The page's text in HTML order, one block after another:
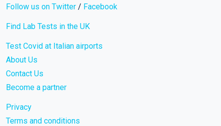
Follow us on Twitter / Facebook
Find Lab Tests in the UK
Test Covid at Italian airports
About Us
Contact Us
Become a partner
Privacy
Terms and conditions